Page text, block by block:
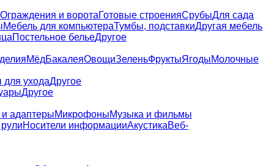
Ограждения и воротаГотовые строенияСрубыДля сада
Мебель для компьютераТумбы, подставкиДругая мебель
Постельное бельеДругое
МёдБакалеяОвощиЗеленьФруктыЯгодыМолочные
для уходаДругое
Другое
адаптерыМикрофоныМузыка и фильмы
Носители информацииАкустикаВеб-